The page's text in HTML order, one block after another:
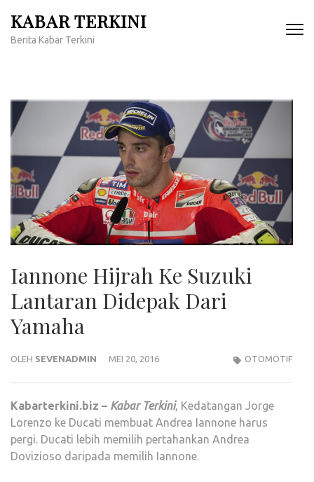
konten
KABAR TERKINI
Berita Kabar Terkini
Iannone Hijrah Ke Suzuki
Lantaran Didepak Dari
Yamaha
OLEH SEVENADMIN MEI 20, 2016 OTOMOTIF
Kabarterkini.biz – Kabar Terkini, Kedatangan Jorge
Lorenzo ke Ducati membuat Andrea Iannone harus
pergi. Ducati lebih memilih pertahankan Andrea
Dovizioso daripada memilih Iannone.